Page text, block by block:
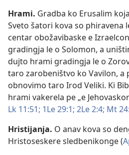
Hrami. Gradba ko Erusalim
Sveto šatori kova so phiravena
centar obožavibaske e
gradingja le o Solomon, a
dujto hrami gradingja le o
taro zarobeništvo ko Vavilon, a
obnovimo taro Irod Veliki. Ki
hrami vakerela pe „e
Lk 11:51; 1Le 29:1; 2Le 2:4; Mt
Hristijanja. O anav kova so
Hristoseskere sledbenikonge (